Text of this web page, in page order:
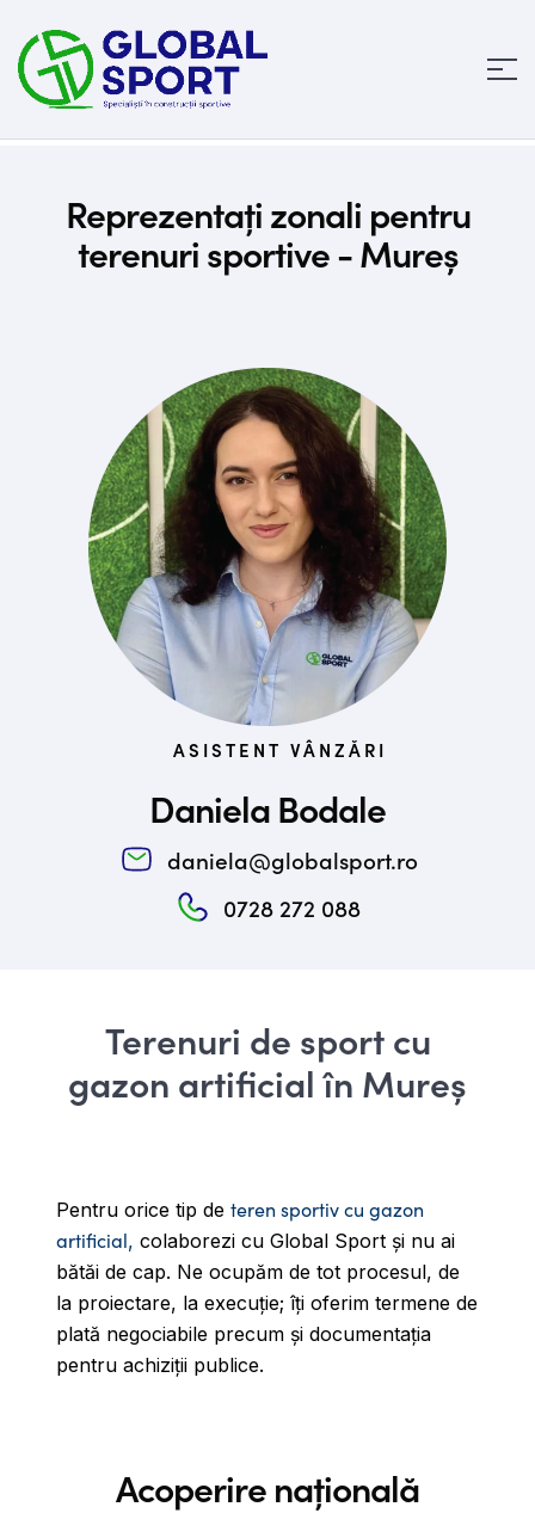
Reprezentați zonali pentru
terenuri sportive - Mureș
Daniela Bodale
ASISTENT VÂNZĂRI
daniela@globalsport.ro
0728 272 088
Terenuri de sport cu
gazon artificial în Mureș
Pentru orice tip deteren sportiv cu gazon
artificial, colaborezi cu Global Sport și nu ai
bătăi de cap. Ne ocupăm de tot procesul, de
la proiectare, la execuție; îți oferim termene de
plată negociabile precum și documentația
pentru achiziții publice.
Acoperire națională